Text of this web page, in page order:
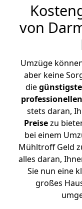
von
Umzüge
aber keine
diegünstigste
stets daran,
Preisezu
bei einem
Mühltroff Geld
alles daran,
Sie nun eine
großes